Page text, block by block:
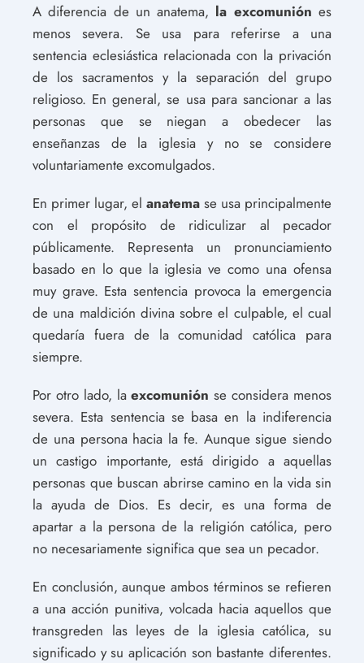
A diferencia de un anatema, la excomunión es
menos severa. Se usa para referirse a una
sentencia eclesiástica relacionada con la privación
de los sacramentos y la separación del grupo
religioso. En general, se usa para sancionar a las
personas que se niegan a obedecer las
enseñanzas de la iglesia y no se considere
voluntariamente excomulgados.
En primer lugar, el anatema se usa principalmente
con el propósito de ridiculizar al pecador
públicamente. Representa un pronunciamiento
basado en lo que la iglesia ve como una ofensa
muy grave. Esta sentencia provoca la emergencia
de una maldición divina sobre el culpable, el cual
quedaría fuera de la comunidad católica para
siempre.
Por otro lado, laexcomunión se considera menos
severa. Esta sentencia se basa en la indiferencia
de una persona hacia la fe. Aunque sigue siendo
un castigo importante, está dirigido a aquellas
personas que buscan abrirse camino en la vida sin
la ayuda de Dios. Es decir, es una forma de
apartar a la persona de la religión católica, pero
no necesariamente significa que sea un pecador.
En conclusión, aunque ambos términos se refieren
a una acción punitiva, volcada hacia aquellos que
transgreden las leyes de la iglesia católica, su
significado y su aplicación son bastante diferentes.